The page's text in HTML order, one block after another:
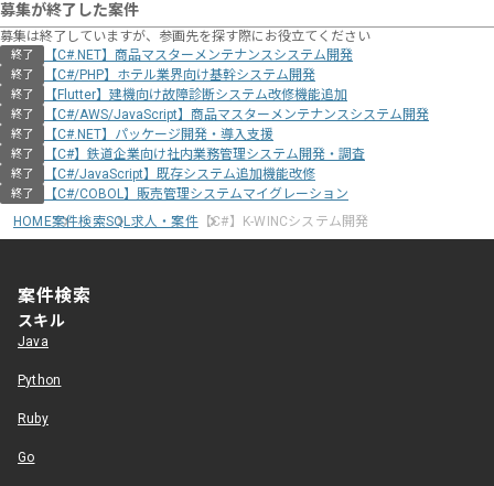
募集が終了した案件
募集は終了していますが、参画先を探す際にお役立てください
終了 【C#.NET】商品マスターメンテナンスシステム開発
終了 【C#/PHP】ホテル業界向け基幹システム開発
終了 【Flutter】建機向け故障診断システム改修機能追加
終了 【C#/AWS/JavaScript】商品マスターメンテナンスシステム開発
終了 【C#.NET】パッケージ開発・導入支援
終了 【C#】鉄道企業向け社内業務管理システム開発・調査
終了 【C#/JavaScript】既存システム追加機能改修
終了
【C#/COBOL】販売管理システムマイグレーション
HOME案件検索SQL求人・案件【C#】K-WINCシステム開発
案件検索
スキル
Java
Python
Ruby
Go